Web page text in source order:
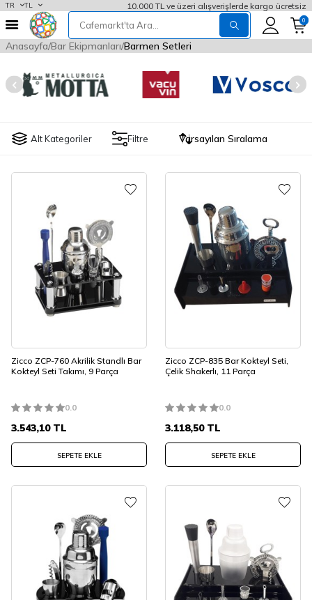
TR TL 10.000 TL ve üzeri alışverişlerde kargo ücretsiz
0
Anasayfa Bar Ekipmanları Barmen Setleri
Alt Kategoriler Filtre
Zicco ZCP-760 Akrilik Standlı Bar
Kokteyl Seti Takımı, 9 Parça
0.0
3.543,10TL
SEPETE EKLE
Zicco ZCP-835 Bar Kokteyl Seti,
Çelik Shakerlı, 11 Parça
0.0
3.118,50TL
SEPETE EKLE